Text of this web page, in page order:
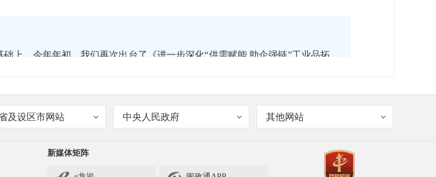
上，今年年初，我们再次出台了《进一步深化“供需赋能 助企强链”工业品拓
机遇、对口合作机遇、对口支援机遇三大政策机遇，通过抓好这“四个三”方面
接龙头、比抱团出海和看销售成效活动，在全市营造比学赶超、争先争优的浓
及设区市网站 中央人民政府 其他网站
新媒体矩阵